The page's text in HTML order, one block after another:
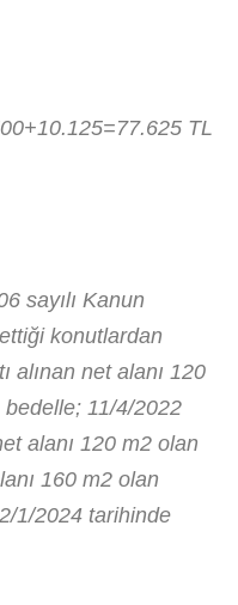
TL
sayılı Kanun
konutlardan
alınan net alanı 120
11/4/2022
alanı 120 m2 olan
160 m2 olan
1/2024 tarihinde